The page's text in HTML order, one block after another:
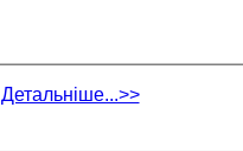
Детальніше...>>